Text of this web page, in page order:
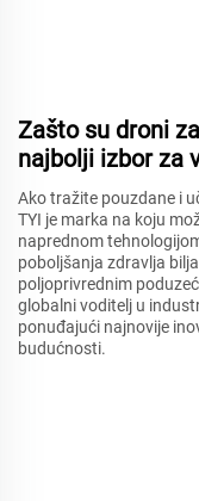
Zašto su droni
najbolji izbor za
Ako tražite pouzdane i
TYI je marka na koju
naprednom
poboljšanja zdravlja
poljoprivrednim
globalni voditelj u
ponuđajući najnovije
budućnosti.